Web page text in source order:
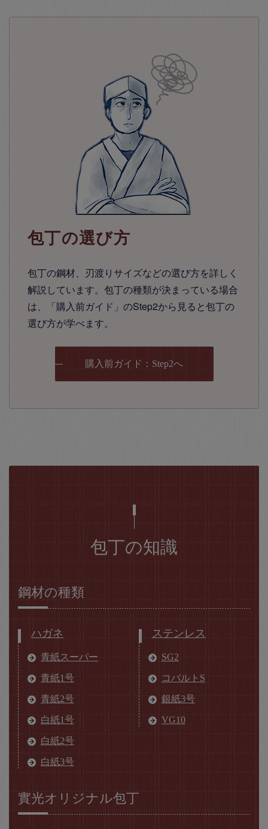
包丁の選び方
包丁の鋼材、刃渡りサイズなどの選び方を詳しく
解説しています。包丁の種類が決まっている場合
は、「購入前ガイド」のStep2から見ると包丁の
選び方が学べます。
購入前ガイド：Step2へ
包丁の知識
鋼材の種類
ハガネ
青紙スーパー
青紙1号
青紙2号
白紙1号
白紙2号
白紙3号
ステンレス
SG2
コバルトS
銀紙3号
VG10
實光オリジナル包丁